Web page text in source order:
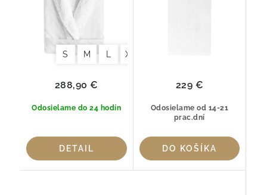
S M L XL
Odosielame do 24 hodín
288,90 €
DETAIL
Odosielame od 14-21
prac.dní
229 €
DO KOŠÍKA